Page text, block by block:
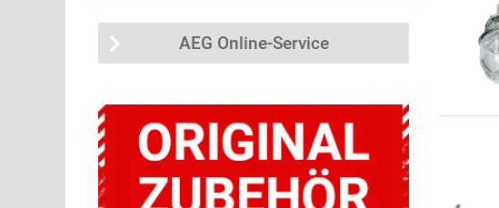
AEG Online-Service